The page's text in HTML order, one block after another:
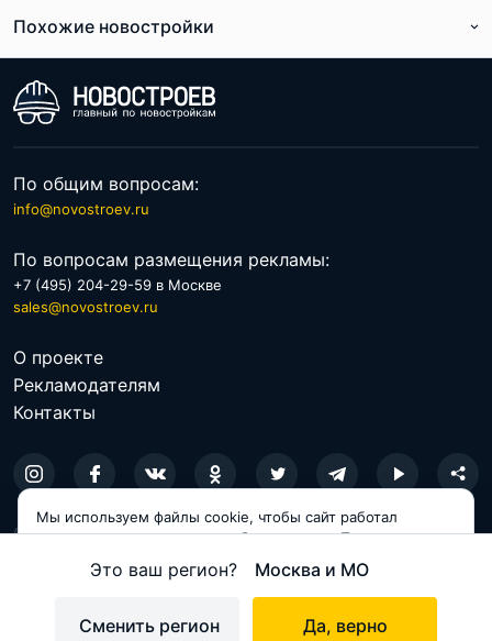
Это ваш регион? Москва и МО
Сменить регион Да, верно
Похожие новостройки
По расположению
По общим вопросам:
info@novostroev.ru
По вопросам размещения рекламы:
+7 (495) 204-29-59 в Москве
sales@novostroev.ru
О проекте
Рекламодателям
Контакты
© 2026 NOVOSTROEV.RU
Политика обработки персональных данных
Мы используем файлы cookie, чтобы сайт работал
корректно и становился удобнее для вас. Продолжая
Принимаю